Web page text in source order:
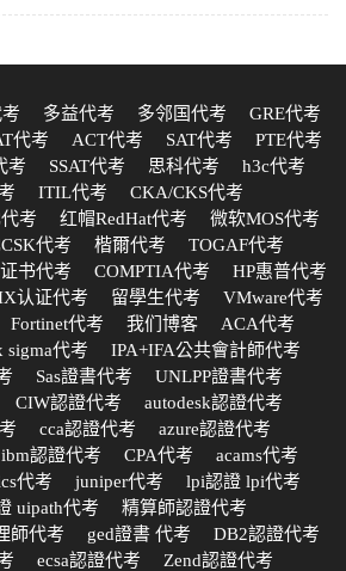
多益代考 多邻国代考
GRE代考
代考 ACT代考 SAT代考
PTE代考
考 SSAT代考 思科代考
h3c代考
ITIL代考
CKA/CKS代考
考
红帽RedHat代考
微软MOS代考
代考 楷爾代考
TOGAF代考
书代考 COMPTIA代考
HP惠普代考
认证代考 留學生代考
VMware代考
Fortinet代考 我们博客
ACA代考
sigma代考
IPA+IFA公共會計師代考
Sas證書代考
UNLPP證書代考
CIW認證代考
autodesk認證代考
cca認證代考
azure認證代考
ibm認證代考 CPA代考
acams代考
代考 juniper代考
lpi認證 lpi代考
uipath代考
精算師認證代考
師代考
ged證書 代考
DB2認證代考
ecsa認證代考
Zend認證代考